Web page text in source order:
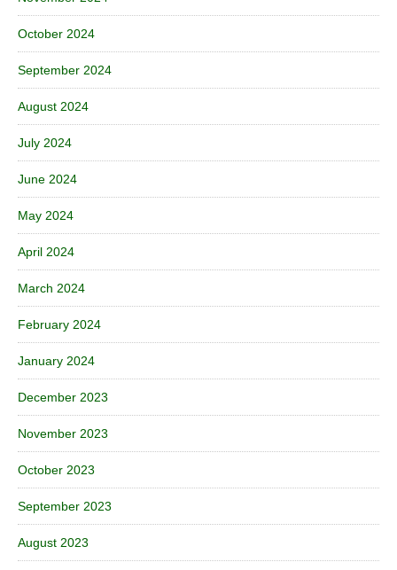
October 2024
September 2024
August 2024
July 2024
June 2024
May 2024
April 2024
March 2024
February 2024
January 2024
December 2023
November 2023
October 2023
September 2023
August 2023